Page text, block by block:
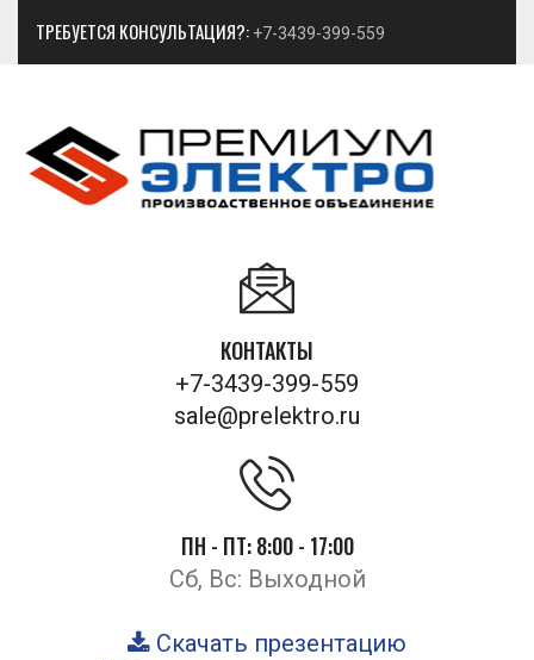
ТРЕБУЕТСЯ КОНСУЛЬТАЦИЯ?: +7-3439-399-559
КОНТАКТЫ
+7-3439-399-559
sale@prelektro.ru
ПН - ПТ: 8:00 - 17:00
Сб, Вс: Выходной
Скачать презентацию